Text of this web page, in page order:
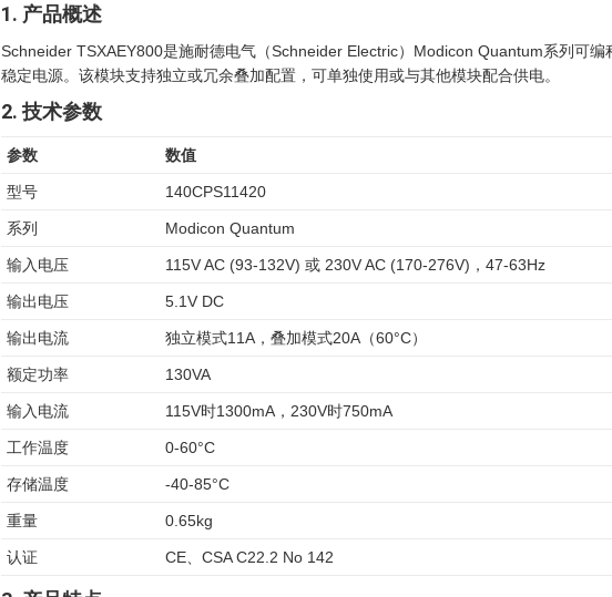
1. 产品概述
Schneider TSXAEY800是施耐德电气（Schneider Electric）Modicon Quantum系列可
稳定电源。该模块支持独立或冗余叠加配置，可单独使用或与其他模块配合供电。
2. 技术参数
参数 数值
型号 140CPS11420
系列 Modicon Quantum
输入电压 115V AC (93-132V) 或 230V AC (170-276V)，47-63Hz
输出电压 5.1V DC
输出电流 独立模式11A，叠加模式20A（60°C）
额定功率 130VA
输入电流 115V时1300mA，230V时750mA
工作温度 0-60°C
存储温度 -40-85°C
重量 0.65kg
认证 CE、CSA C22.2 No 142